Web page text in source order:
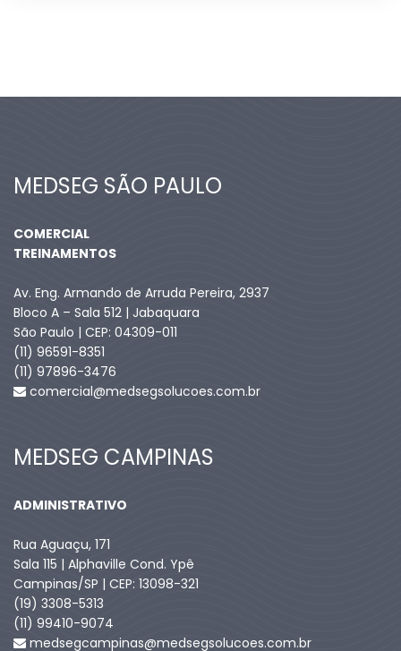
MEDSEG SÃO PAULO
COMERCIAL
TREINAMENTOS
Av. Eng. Armando de Arruda Pereira, 2937
Bloco A – Sala 512 | Jabaquara
São Paulo | CEP: 04309-011
(11) 96591-8351
(11) 97896-3476
comercial@medsegsolucoes.com.br
MEDSEG CAMPINAS
ADMINISTRATIVO
Rua Aguaçu, 171
Sala 115 | Alphaville Cond. Ypê
Campinas/SP | CEP: 13098-321
(19) 3308-5313
(11) 99410-9074​
medsegcampinas@medsegsolucoes.com.br